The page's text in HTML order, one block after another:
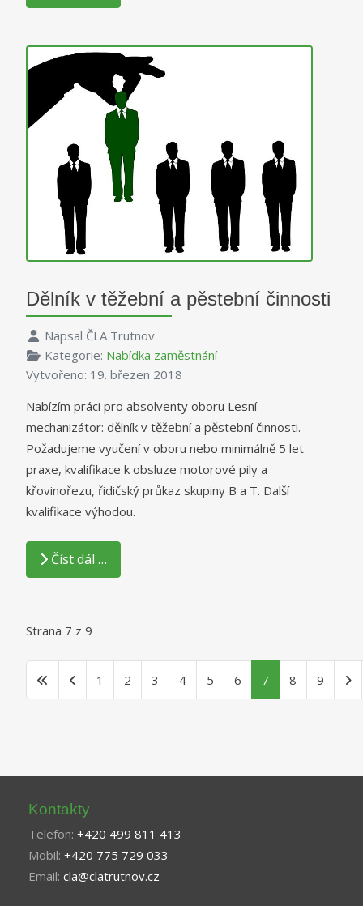
Dělník v těžební a pěstební činnosti
Napsal ČLA Trutnov
Kategorie: Nabídka zaměstnání
Vytvořeno: 19. březen 2018
Nabízím práci pro absolventy oboru Lesní
mechanizátor: dělník v těžební a pěstební činnosti.
Požadujeme vyučení v oboru nebo minimálně 5 let
praxe, kvalifikace k obsluze motorové pily a
křovinořezu, řidičský průkaz skupiny B a T. Další
kvalifikace výhodou.
Číst dál …
Strana 7 z 9
1 2 3 4 5 6 7 8 9
Kontakty
Telefon: +420 499 811 413
Mobil: +420 775 729 033
Email: cla@clatrutnov.cz